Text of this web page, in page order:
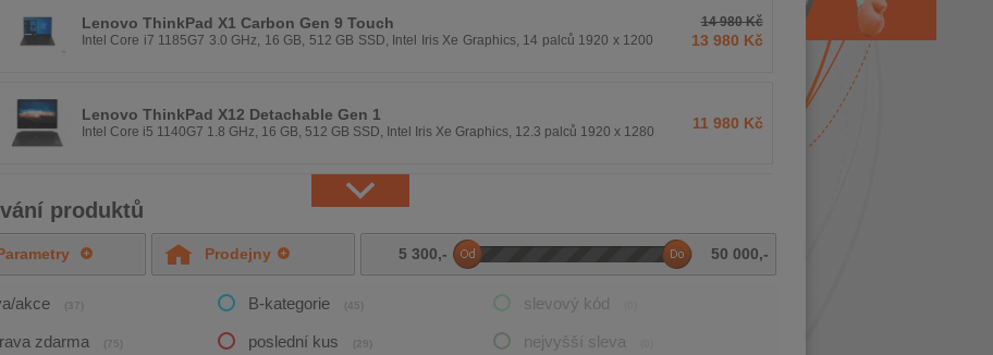
Lenovo ThinkPad X1 Carbon Gen 9 Touch
Intel Core i7 1185G7 3.0 GHz, 16 GB, 512 GB SSD, Intel Iris Xe Graphics, 14 palců 1920 x 1200
14 980 Kč
13 980 Kč
Lenovo ThinkPad X12 Detachable Gen 1
Intel Core i5 1140G7 1.8 GHz, 16 GB, 512 GB SSD, Intel Iris Xe Graphics, 12.3 palců 1920 x 1280
11 980 Kč
produktů
Prodejny 5 300,- 50 000,-
akce B-kategorie slevový kód
zdarma poslední kus nejvyšší sleva